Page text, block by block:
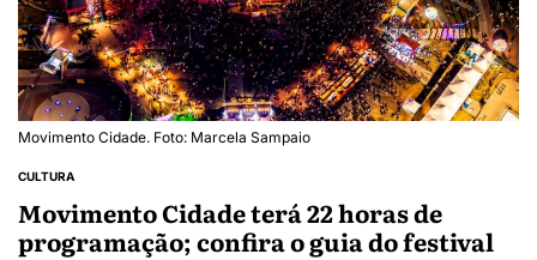
Movimento Cidade. Foto: Marcela Sampaio
CULTURA
Movimento Cidade terá 22 horas de
programação; confira o guia do festival